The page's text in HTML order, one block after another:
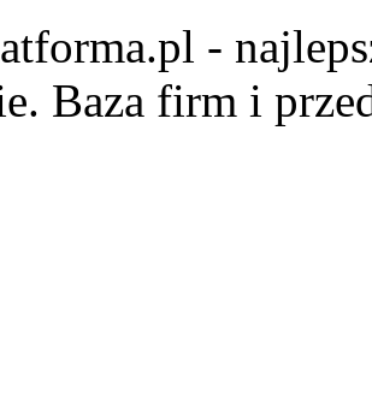
-
Baza firm i